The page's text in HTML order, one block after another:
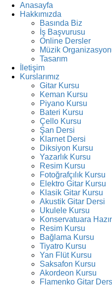
Anasayfa
Hakkımızda
Basında Biz
İş Başvurusu
Online Dersler
Müzik
Tasarım
İletişim
Kurslarımız
Gitar Kursu
Keman Kursu
Piyano Kursu
Bateri Kursu
Çello Kursu
Şan Dersi
Klarnet Dersi
Diksiyon Kursu
Yazarlık Kursu
Resim Kursu
Fotoğrafçılık Kursu
Elektro Gitar Kursu
Klasik Gitar Kursu
Akustik Gitar Dersi
Ukulele Kursu
Konservatuara
Resim Kursu
Bağlama Kursu
Tiyatro Kursu
Yan Flüt Kursu
Saksafon Kursu
Akordeon Kursu
Flamenko Gitar